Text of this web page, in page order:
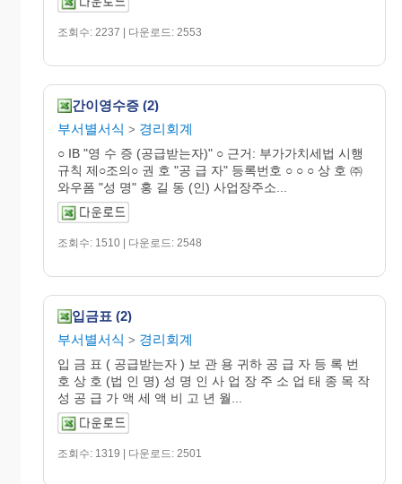
조회수: 2237 | 다운로드: 2553
간이영수증 (2)
부서별서식 > 경리회계
○ IB "영 수 증 (공급받는자)" ○ 근거: 부가가치세법 시행
규칙 제○조의○ 권 호 "공 급 자" 등록번호 ○ ○ ○ 상 호 ㈜
와우폼 "성 명" 홍 길 동 (인) 사업장주소...
조회수: 1510 | 다운로드: 2548
입금표 (2)
부서별서식 > 경리회계
입 금 표 ( 공급받는자 ) 보 관 용 귀하 공 급 자 등 록 번
호 상 호 (법 인 명) 성 명 인 사 업 장 주 소 업 태 종 목 작
성 공 급 가 액 세 액 비 고 년 월...
조회수: 1319 | 다운로드: 2501